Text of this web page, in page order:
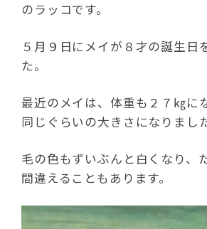
のラッコです。
５月９日にメイが８才の誕生日
た。
最近のメイは、体重も２７㎏に
同じぐらいの大きさになりまし
毛の色もずいぶんと白くなり、
間違えることもあります。